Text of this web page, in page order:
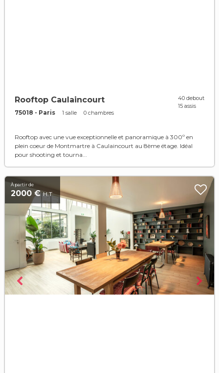
Rooftop Caulaincourt
75018 - Paris 1 salle 0 chambres
40 debout
15 assis
Rooftop avec une vue exceptionnelle et panoramique à 300º en
plein coeur de Montmartre à Caulaincourt au 8ème étage. Idéal
pour shooting et tourna...
À partir de
2000 €H.T